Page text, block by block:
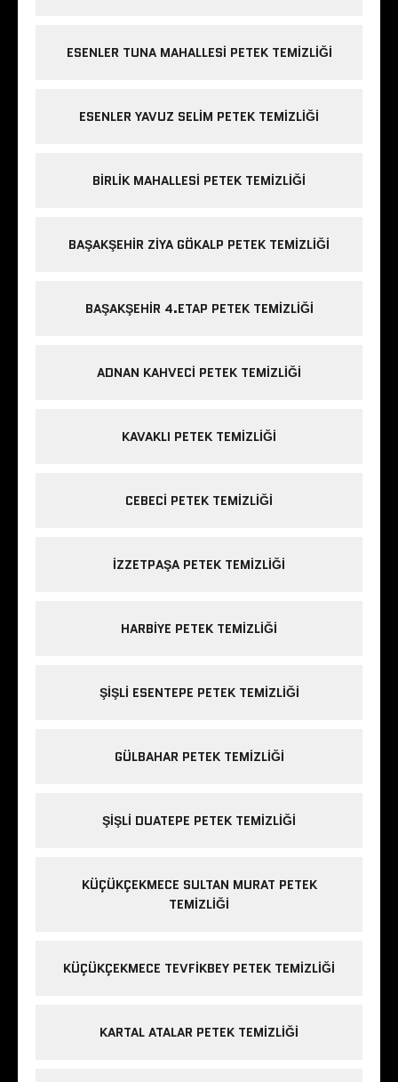
ESENLER TUNA MAHALLESI PETEK TEMIZLIĞI
ESENLER YAVUZ SELIM PETEK TEMIZLIĞI
BIRLIK MAHALLESI PETEK TEMIZLIĞI
BAŞAKŞEHIR ZIYA GÖKALP PETEK TEMIZLIĞI
BAŞAKŞEHIR 4.ETAP PETEK TEMIZLIĞI
ADNAN KAHVECI PETEK TEMIZLIĞI
KAVAKLI PETEK TEMIZLIĞI
CEBECI PETEK TEMIZLIĞI
IZZETPAŞA PETEK TEMIZLIĞI
HARBIYE PETEK TEMIZLIĞI
ŞIŞLI ESENTEPE PETEK TEMIZLIĞI
GÜLBAHAR PETEK TEMIZLIĞI
ŞIŞLI DUATEPE PETEK TEMIZLIĞI
KÜÇÜKÇEKMECE SULTAN MURAT PETEK
TEMIZLIĞI
KÜÇÜKÇEKMECE TEVFIKBEY PETEK TEMIZLIĞI
KARTAL ATALAR PETEK TEMIZLIĞI